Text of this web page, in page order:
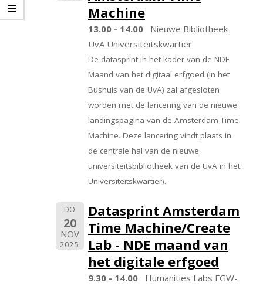
Machine
13.00 - 14.00
Nieuwe Bibliotheek
UvA Universiteitskwartier
De datasprint in het kader van de NDE
Maand van het digitaal erfgoed (in het
Bushuis van de UvA) zal afgesloten
worden met de lancering van de nieuwe
landingspagina van de Amsterdam Time
Machine. Deze lancering vindt plaats in
de centrale hal van de nieuwe
universiteitsbibliotheek van de UvA in het
Universiteitskwartier).
DO
20
NOV
2025
Datasprint Amsterdam
Time Machine/Create
Lab - NDE maand van
het digitale erfgoed
9.30 - 14.00
Humanities Labs FGW-